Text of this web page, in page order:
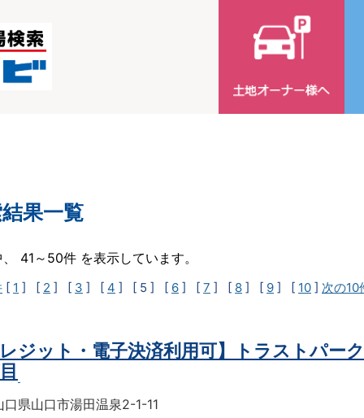
果一覧
41～50件 を表示しています。
[ 1 ] [ 2 ] [ 3 ] [ 4 ] [ 5 ] [ 6 ] [ 7 ] [ 8 ] [ 9 ] [ 10 ] 次の10
レジット・電子決済利用可】トラストパー
口県山口市湯田温泉2-1-11